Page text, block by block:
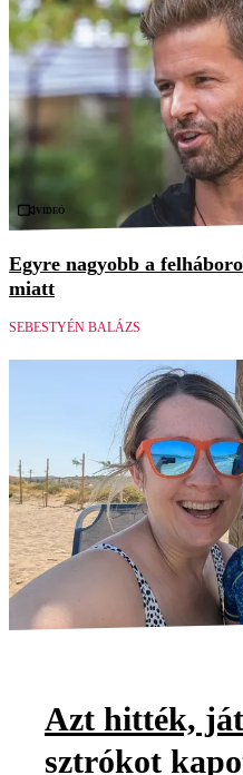
Videó
Egyre nagyobb a
miatt
SEBESTYÉN BALÁZS
Azt hitték,
sztrókot